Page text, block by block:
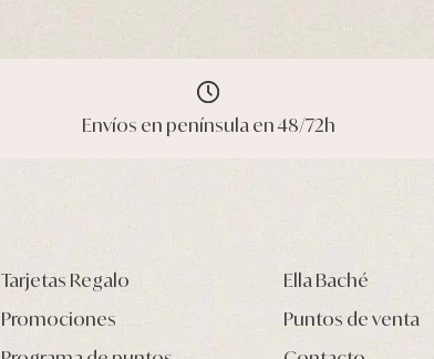
Envíos en península en 48/72h
Tarjetas Regalo
Promociones
Ella Baché
Puntos de venta